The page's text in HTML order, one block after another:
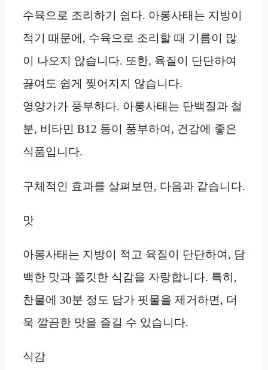
수육으로 조리하기 쉽다. 아롱사태는 지방이
적기 때문에, 수육으로 조리할 때 기름이 많
이 나오지 않습니다. 또한, 육질이 단단하여
끓여도 쉽게 찢어지지 않습니다.
영양가가 풍부하다. 아롱사태는 단백질과 철
분, 비타민 B12 등이 풍부하여, 건강에 좋은
식품입니다.
구체적인 효과를 살펴보면, 다음과 같습니다.
맛
아롱사태는 지방이 적고 육질이 단단하여, 담
백한 맛과 쫄깃한 식감을 자랑합니다. 특히,
찬물에 30분 정도 담가 핏물을 제거하면, 더
욱 깔끔한 맛을 즐길 수 있습니다.
식감